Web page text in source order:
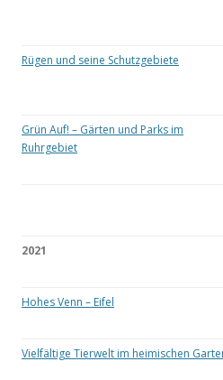
Rügen und seine Schutzgebiete
Grün Auf! – Gärten und Parks im
Ruhrgebiet
2021
Hohes Venn – Eifel
Vielfältige Tierwelt im heimischen